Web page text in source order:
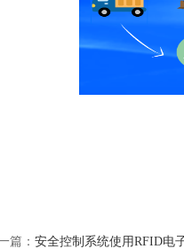
篇： 安全控制系统使用RFID电